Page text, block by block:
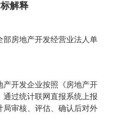
解释
部房地产开发经营业法人单
产开发企业按照《房地产开
通过统计联网直报系统 上报
局审核、评估、确认后对外